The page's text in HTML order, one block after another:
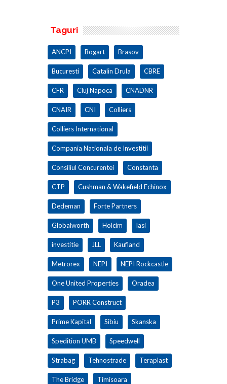
Taguri
ANCPI Bogart Brasov
Bucuresti Catalin Drula CBRE
CFR Cluj Napoca CNADNR
CNAIR CNI Colliers
Colliers International
Compania Nationala de Investitii
Consiliul Concurentei Constanta
CTP Cushman & Wakefield Echinox
Dedeman Forte Partners
Globalworth Holcim Iasi
investitie JLL Kaufland
Metrorex NEPI NEPI Rockcastle
One United Properties Oradea
P3 PORR Construct
Prime Kapital Sibiu Skanska
Spedition UMB Speedwell
Strabag Tehnostrade Teraplast
The Bridge Timisoara